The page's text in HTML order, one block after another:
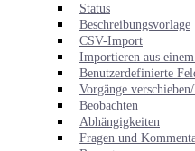
Status
Beschreibungsvorlage
CSV-Import
Importieren aus
Benutzerdefinierte
Vorgänge
Beobachten
Abhängigkeiten
Fragen und